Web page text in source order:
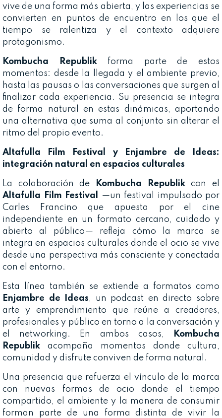
vive de una forma más abierta, y las experiencias se
convierten en puntos de encuentro en los que el
tiempo se ralentiza y el contexto adquiere
protagonismo.
Kombucha Republikforma parte de estos
momentos: desde la llegada y el ambiente previo,
hasta las pausas o las conversaciones que surgen al
finalizar cada experiencia. Su presencia se integra
de forma natural en estas dinámicas, aportando
una alternativa que suma al conjunto sin alterar el
ritmo del propio evento.
Altafulla Film Festival y Enjambre de Ideas:
integración natural en espacios culturales
La colaboración de Kombucha Republikcon el
Altafulla Film Festival
—un festival impulsado por
Carles Francino que apuesta por el cine
independiente en un formato cercano, cuidado y
abierto al público— refleja cómo la marca se
integra en espacios culturales donde el ocio se vive
desde una perspectiva más consciente y conectada
con el entorno.
Esta línea también se extiende a formatos como
Enjambre de Ideas, un podcast en directo sobre
arte y emprendimiento que reúne a creadores,
profesionales y público en torno a la conversación y
el networking. En ambos casos,
Kombucha
Republik acompaña momentos donde cultura,
comunidad y disfrute conviven de forma natural.
Una presencia que refuerza el vínculo de la marca
con nuevas formas de ocio donde el tiempo
compartido, el ambiente y la manera de consumir
forman parte de una forma distinta de vivir la